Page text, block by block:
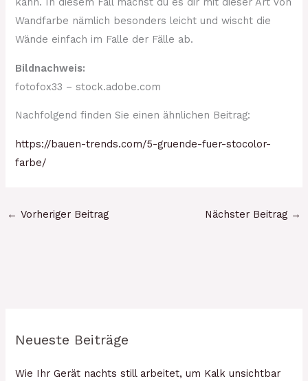
Wandfarbe nämlich besonders leicht und wischt die
Wände einfach im Falle der Fälle ab.
Bildnachweis:
fotofox33 – stock.adobe.com
Nachfolgend finden Sie einen ähnlichen Beitrag:
https://bauen-trends.com/5-gruende-fuer-stocolor-
farbe/
← Vorheriger Beitrag Nächster Beitrag →
Neueste Beiträge
Wie Ihr Gerät nachts still arbeitet, um Kalk unsichtbar